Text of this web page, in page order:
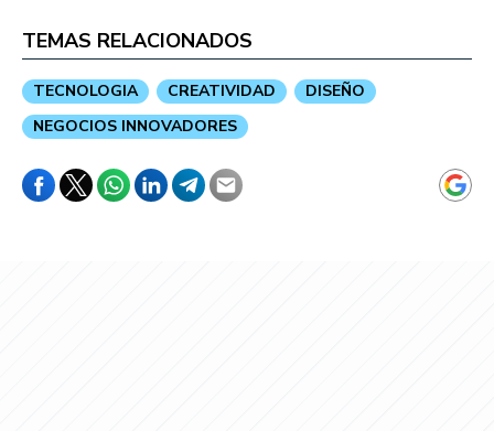
TEMAS RELACIONADOS
TECNOLOGIA CREATIVIDAD
DISEÑO
NEGOCIOS INNOVADORES